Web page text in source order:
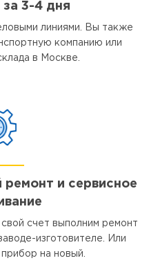
3-4 дня
линиями. Вы также
компанию или
в Москве.
и сервисное
счет выполним ремонт
изготовителе. Или
на новый.